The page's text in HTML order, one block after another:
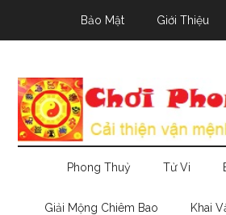
Bảo Mật Giới Thiệu
Phong Thuỷ Tử Vi
Giải Mộng Chiêm Bao Khai